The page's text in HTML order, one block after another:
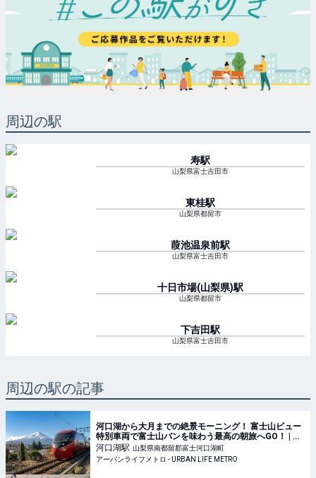
周辺の駅
寿駅
山梨県富士吉田市
東桂駅
山梨県都留市
葭池温泉前駅
山梨県富士吉田市
十日市場(山梨県)駅
山梨県都留市
下吉田駅
山梨県富士吉田市
周辺の駅の記事
河口湖から大月までの絶景モーニング！ 富士山ビュー
特別車両で富士山パンを味わう最高の朝旅へGO！ | ア
ーバンライフメトロ - URBAN LIFE METRO
河口湖駅 山梨県南都留郡富士河口湖町
アーバンライフメトロ - URBAN LIFE METRO